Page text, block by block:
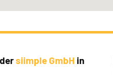
siimple GmbH in